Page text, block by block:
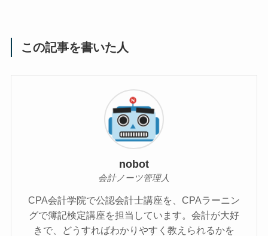
この記事を書いた人
nobot
会計ノーツ管理人
CPA会計学院で公認会計士講座を、CPAラーニン
グで簿記検定講座を担当しています。会計が大好
きで、どうすればわかりやすく教えられるかを